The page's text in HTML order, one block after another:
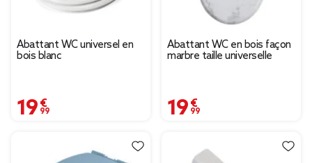
Abattant WC universel en
bois blanc
19,99 €
Abattant WC en bois façon
marbre taille universelle
19,99 €